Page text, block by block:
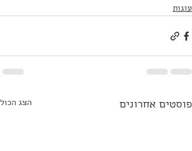
עוגות
פוסטים אחרונים הצג הכול